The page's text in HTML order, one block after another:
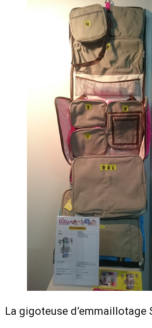
La gigoteuse d’emmaillotage